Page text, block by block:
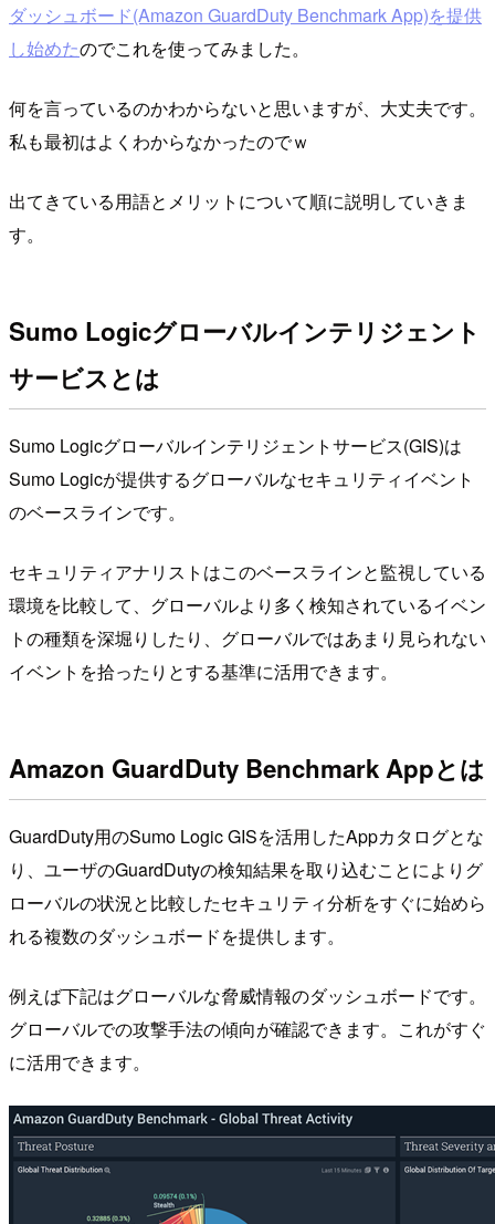
ダッシュボード(Amazon GuardDuty Benchmark App)を提供
し始めたのでこれを使ってみました。
何を言っているのかわからないと思いますが、大丈夫です。
私も最初はよくわからなかったのでｗ
出てきている用語とメリットについて順に説明していきま
す。
Sumo Logicグローバルインテリジェント
サービスとは
Sumo Logicグローバルインテリジェントサービス(GIS)は
Sumo Logicが提供するグローバルなセキュリティイベント
のベースラインです。
セキュリティアナリストはこのベースラインと監視している
環境を比較して、グローバルより多く検知されているイベン
トの種類を深堀りしたり、グローバルではあまり見られない
イベントを拾ったりとする基準に活用できます。
Amazon GuardDuty Benchmark Appとは
GuardDuty用のSumo Logic GISを活用したAppカタログとな
り、ユーザのGuardDutyの検知結果を取り込むことによりグ
ローバルの状況と比較したセキュリティ分析をすぐに始めら
れる複数のダッシュボードを提供します。
例えば下記はグローバルな脅威情報のダッシュボードです。
グローバルでの攻撃手法の傾向が確認できます。これがすぐ
に活用できます。